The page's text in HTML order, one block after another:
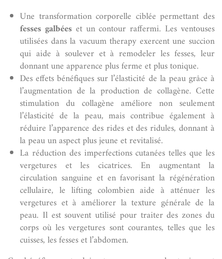
Une transformation corporelle ciblée permettant des
fesses galbéeset un contour raffermi. Les ventouses
utilisées dans la vacuum therapy exercent une succion
qui aide à soulever et à remodeler les fesses, leur
donnant une apparence plus ferme et plus tonique.
Des effets bénéfiques sur l’élasticité de la peau grâce à
l’augmentation de la production de collagène. Cette
stimulation du collagène améliore non seulement
l’élasticité de la peau, mais contribue également à
réduire l’apparence des rides et des ridules, donnant à
la peau un aspect plus jeune et revitalisé.
La réduction des imperfections cutanées telles que les
vergetures et les cicatrices. En augmentant la
circulation sanguine et en favorisant la régénération
cellulaire, le lifting colombien aide à atténuer les
vergetures et à améliorer la texture générale de la
peau. Il est souvent utilisé pour traiter des zones du
corps où les vergetures sont courantes, telles que les
cuisses, les fesses et l’abdomen.